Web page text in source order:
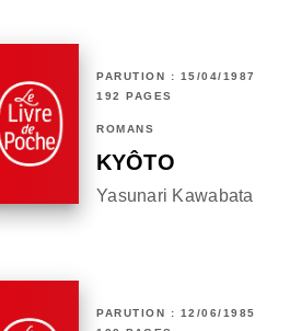
PARUTION : 15/04/1987
192 PAGES
ROMANS
KYÔTO
Yasunari Kawabata
PARUTION : 12/06/1985